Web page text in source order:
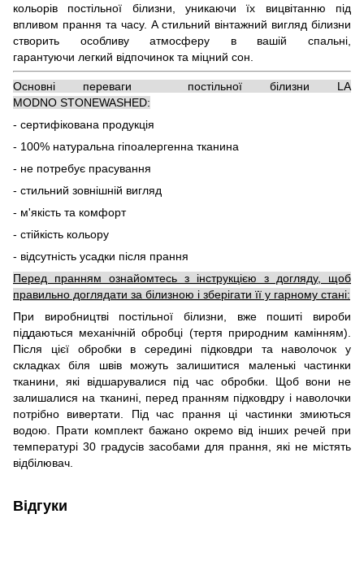
кольорів постільної білизни, уникаючи їх вицвітанню під
впливом прання та часу. А стильний вінтажний вигляд білизни
створить особливу атмосферу в вашій спальні,
гарантуючи легкий відпочинок та міцний сон.
Основні переваги постільної білизни LA
MODNO STONEWASHED:
- сертифікована продукція
- 100% натуральна гіпоалергенна тканина
- не потребує прасування
- стильний зовнішній вигляд
- м'якість та комфорт
- стійкість кольору
- відсутність усадки після прання
Перед пранням ознайомтесь з інструкцією з догляду, щоб
правильно доглядати за білизною і зберігати її у гарному стані:
При виробництві постільної білизни, вже пошиті вироби
піддаються механічній обробці (тертя природним камінням).
Після цієї обробки в середині підковдри та наволочок у
складках біля швів можуть залишитися маленькі частинки
тканини, які відшарувалися під час обробки. Щоб вони не
залишалися на тканині, перед пранням підковдру і наволочки
потрібно вивертати. Під час прання ці частинки змиються
водою. Прати комплект бажано окремо від інших речей при
температурі 30 градусів засобами для прання, які не містять
відбілювач.
Відгуки